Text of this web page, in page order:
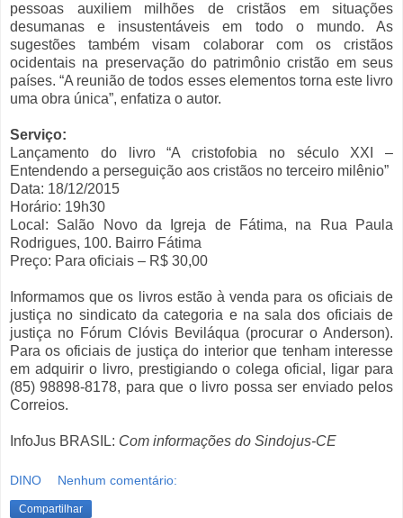
pessoas auxiliem milhões de cristãos em situações
desumanas e insustentáveis em todo o mundo. As
sugestões também visam colaborar com os cristãos
ocidentais na preservação do patrimônio cristão em seus
países. “A reunião de todos esses elementos torna este livro
uma obra única”, enfatiza o autor.
Serviço:
Lançamento do livro “A cristofobia no século XXI –
Entendendo a perseguição aos cristãos no terceiro milênio”
Data: 18/12/2015
Horário: 19h30
Local: Salão Novo da Igreja de Fátima, na Rua Paula
Rodrigues, 100. Bairro Fátima
Preço: Para oficiais – R$ 30,00
Informamos que os livros estão à venda para os oficiais de
justiça no sindicato da categoria e na sala dos oficiais de
justiça no Fórum Clóvis Beviláqua (procurar o Anderson).
Para os oficiais de justiça do interior que tenham interesse
em adquirir o livro, prestigiando o colega oficial, ligar para
(85) 98898-8178, para que o livro possa ser enviado pelos
Correios.
InfoJus BRASIL: Com informações do Sindojus-CE
DINO Nenhum comentário:
Compartilhar